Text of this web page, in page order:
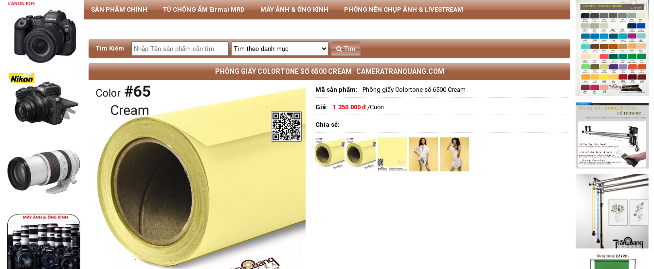
SẢN PHẨM CHÍNH TỦ CHỐNG ẨM Eirmai MRD MÁY ẢNH & ỐNG KÍNH PHÔNG NỀN CHỤP ẢNH & LIVESTREAM
Tìm Kiếm Tìm
PHÔNG GIẤY COLORTONE SỐ 6500 CREAM | CAMERATRANQUANG.COM
Mã sản phẩm: Phông giấy Colortone số 6500 Cream
Giá: 1.350.000 đ /Cuộn
Chia sẻ: